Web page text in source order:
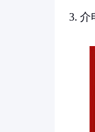
3. 介